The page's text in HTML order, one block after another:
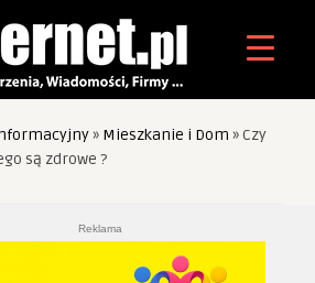
» Mieszkanie i Dom »Czy
są zdrowe ?
Reklama